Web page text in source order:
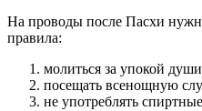
На проводы после Пасхи
правила:
молиться за упокой
посещать всенощную
не употреблять